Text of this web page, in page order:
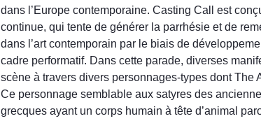
dans l’Europe contemporaine. Casting Call est
continue, qui tente de générer la parrhésie et de
dans l’art contemporain par le biais de
cadre performatif. Dans cette parade, diverses
scène à travers divers personnages-types dont The
Ce personnage semblable aux satyres des
grecques ayant un corps humain à tête d’animal